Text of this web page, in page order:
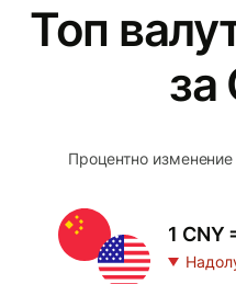
Топ
за
Процентно
1 CNY